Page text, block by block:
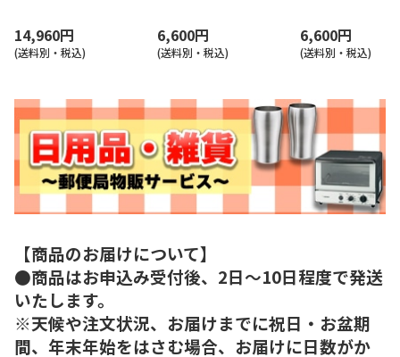
14,960円
(送料別・税込)
6,600円
(送料別・税込)
6,600円
(送料別・税込)
【商品のお届けについて】
●商品はお申込み受付後、2日～10日程度で発送
いたします。
※天候や注文状況、お届けまでに祝日・お盆期
間、年末年始をはさむ場合、お届けに日数がか